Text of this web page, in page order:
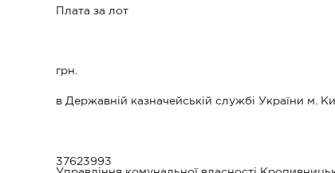
Плата за лот
грн.
в Державній казначейській службі України м.
37623993